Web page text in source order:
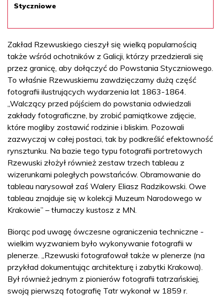
Styczniowe
Zakład Rzewuskiego cieszył się wielką popularnością
także wśród ochotników z Galicji, którzy przedzierali się
przez granicę, aby dołączyć do Powstania Styczniowego.
To właśnie Rzewuskiemu zawdzięczamy dużą część
fotografii ilustrujących wydarzenia lat 1863-1864.
„Walczący przed pójściem do powstania odwiedzali
zakłady fotograficzne, by zrobić pamiątkowe zdjęcie,
które mogliby zostawić rodzinie i bliskim. Pozowali
zazwyczaj w całej postaci, tak by podkreślić efektowność
rynsztunku. Na bazie tego typu fotografii portretowych
Rzewuski złożył również zestaw trzech tableau z
wizerunkami poległych powstańców. Obramowanie do
tableau narysował zaś Walery Eliasz Radzikowski. Owe
tableau znajduje się w kolekcji Muzeum Narodowego w
Krakowie” – tłumaczy kustosz z MN.
Biorąc pod uwagę ówczesne ograniczenia techniczne -
wielkim wyzwaniem było wykonywanie fotografii w
plenerze. „Rzewuski fotografował także w plenerze (na
przykład dokumentując architekturę i zabytki Krakowa).
Był również jednym z pionierów fotografii tatrzańskiej,
swoją pierwszą fotografię Tatr wykonał w 1859 r.